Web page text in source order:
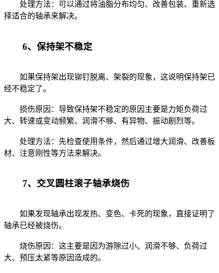
处理方法：可以通过将油脂分布均匀、改善包装、重新选
择适合的轴承来解决。
6、保持架不稳定
如果保持架出现铆钉脱离、架裂的现象，这说明保持架已
经不稳定了。
损伤原因：导致保持架不稳定的原因主要是力矩负荷过
大、转速或变动频繁、润滑不够、有异物、振动剧烈等。
处理方法：先检查使用条件，然后通过增大润滑、改善板
材、注意刚性等方法来解决。
7、交叉圆柱滚子轴承烧伤
如果发现轴承出现发热、变色、卡死的现象，直接证明了
轴承已经被烧伤。
烧伤原因：这主要是因为游隙过小、润滑不够、负荷过
大、预压太紧等原因造成的。